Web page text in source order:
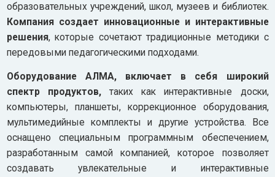
образовательных учреждений, школ, музеев и библиотек.
Компания создает инновационные и интерактивные
решения, которые сочетают традиционные методики с
передовыми педагогическими подходами.
Оборудование АЛМА, включает в себя широкий
спектр продуктов,таких как интерактивные доски,
компьютеры, планшеты, коррекционное оборудования,
мультимедийные комплекты и другие устройства. Все
оснащено специальным программным обеспечением,
разработанным самой компанией, которое позволяет
создавать увлекательные и интерактивные